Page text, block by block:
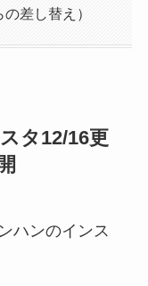
差し替え）
タ12/16更
ハンのインス